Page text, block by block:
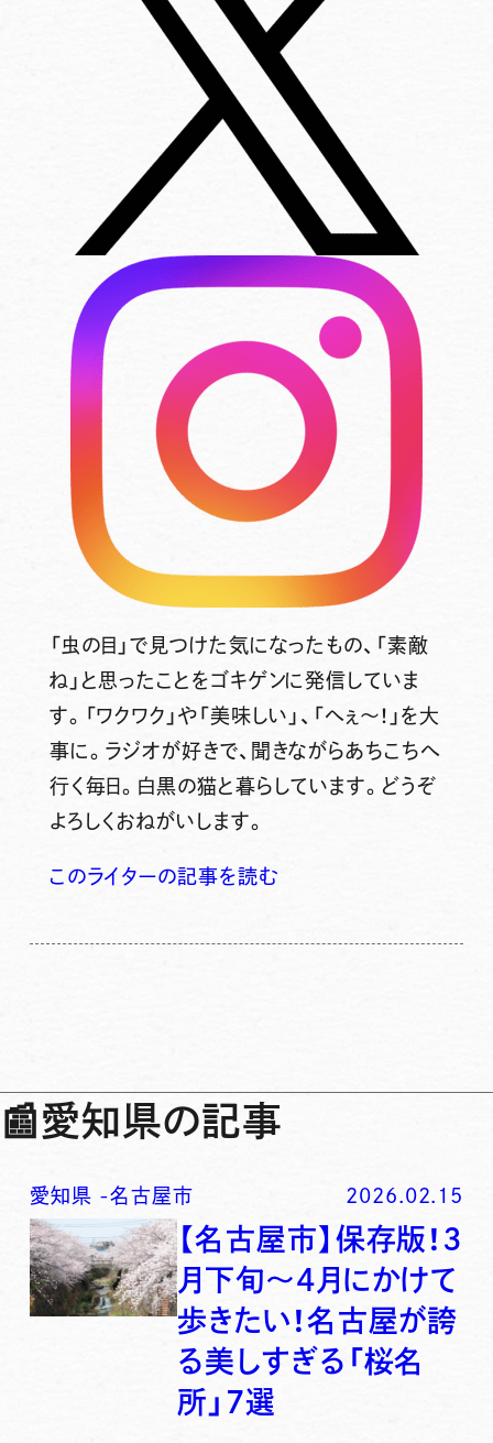
「虫の目」で見つけた気になったもの、「素敵
ね」と思ったことをゴキゲンに発信していま
す。「ワクワク」や「美味しい」、「へぇ～！」を大
事に。ラジオが好きで、聞きながらあちこちへ
行く毎日。白黒の猫と暮らしています。どうぞ
よろしくおねがいします。
このライターの記事を読む
📰愛知県の記事
愛知県 -名古屋市 2026.02.15
【名古屋市】保存版！3
月下旬〜4月にかけて
歩きたい！名古屋が誇
る美しすぎる「桜名
所」7選